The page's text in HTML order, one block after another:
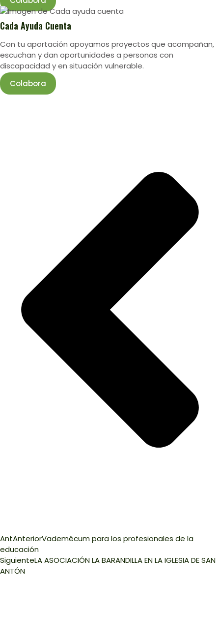
Cada Ayuda Cuenta
Con tu aportación apoyamos proyectos que acompañan,
escuchan y dan oportunidades a personas con
discapacidad y en situación vulnerable.
Colabora
AntAnteriorVademécum para los profesionales de la
educación
SiguienteLA ASOCIACIÓN LA BARANDILLA EN LA IGLESIA DE SAN
ANTÓN